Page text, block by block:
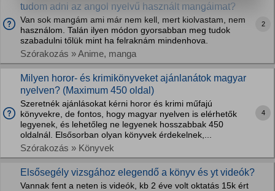
tudom adni az angol nyelvű használt mangáimat?
Van sok mangám ami már nem kell, mert kiolvastam, nem
használom. Talán ilyen módon gyorsabban meg tudok
szabadulni tőlük mint ha felraknám mindenhova.
Szórakozás » Anime, manga
2
Milyen horor- és krimikönyveket ajánlanátok magyar
nyelven? (Maximum 450 oldal)
Szeretnék ajánlásokat kérni horor és krimi műfajú
könyvekre, de fontos, hogy magyar nyelven is elérhetők
legyenek, és lehetőleg ne legyenek hosszabbak 450
oldalnál. Elsősorban olyan könyvek érdekelnek,...
Szórakozás » Könyvek
4
Elsősegély vizsgához elegendő a könyv és yt videók?
Vannak fent a neten is videók, kb 2 éve volt oktatás 15k ért